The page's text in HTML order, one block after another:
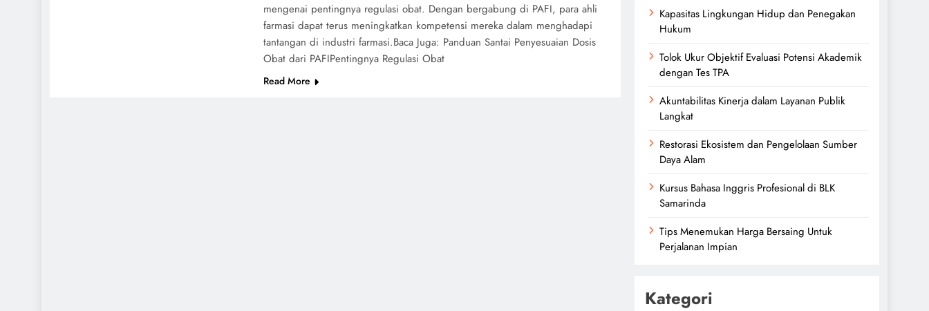
mengenai pentingnya regulasi obat. Dengan bergabung di PAFI, para ahli
farmasi dapat terus meningkatkan kompetensi mereka dalam menghadapi
tantangan di industri farmasi.Baca Juga: Panduan Santai Penyesuaian Dosis
Obat dari PAFIPentingnya Regulasi Obat
Read More
Kapasitas Lingkungan Hidup dan Penegakan
Hukum
Tolok Ukur Objektif Evaluasi Potensi Akademik
dengan Tes TPA
Akuntabilitas Kinerja dalam Layanan Publik
Langkat
Restorasi Ekosistem dan Pengelolaan Sumber
Daya Alam
Kursus Bahasa Inggris Profesional di BLK
Samarinda
Tips Menemukan Harga Bersaing Untuk
Perjalanan Impian
Kategori